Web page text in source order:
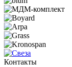
Контакты